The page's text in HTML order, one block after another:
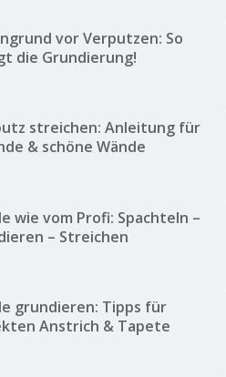
vor Verputzen: So
die Grundierung!
streichen: Anleitung für
& schöne Wände
wie vom Profi: Spachteln –
– Streichen
grundieren: Tipps für
Anstrich & Tapete